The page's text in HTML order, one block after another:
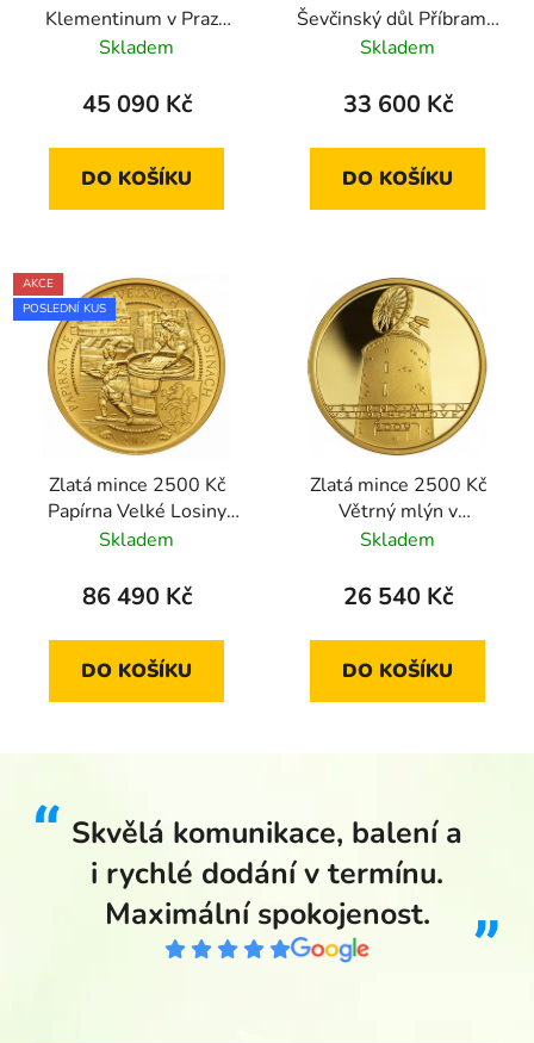
Klementinum v Praze
(observatoř) 2006
Skladem
45 090 Kč
DO KOŠÍKU
Ševčinský důl Příbram -
Březové Hory 2007
Skladem
33 600 Kč
DO KOŠÍKU
AKCE
POSLEDNÍ KUS
Zlatá mince 2500 Kč
Papírna Velké Losiny
2006 standard
Skladem
86 490 Kč
DO KOŠÍKU
Zlatá mince 2500 Kč
Větrný mlýn v
Ruprechtově 2009
Skladem
26 540 Kč
DO KOŠÍKU
Skvělá komunikace, balení a
i rychlé dodání v termínu.
Maximální spokojenost.